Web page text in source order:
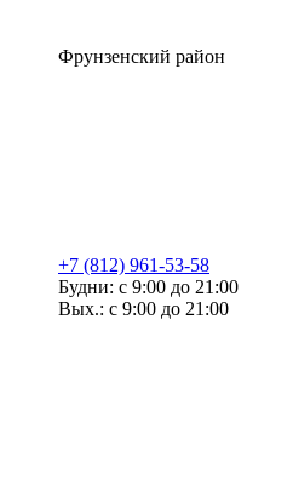
Фрунзенский район
+7 (812) 961-53-58
Будни: с 9:00 до 21:00
Вых.: с 9:00 до 21:00